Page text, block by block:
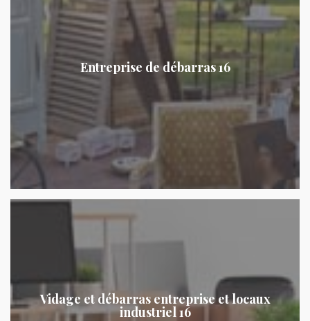
Entreprise de débarras 16
Vidage et débarras entreprise et locaux
industriel 16